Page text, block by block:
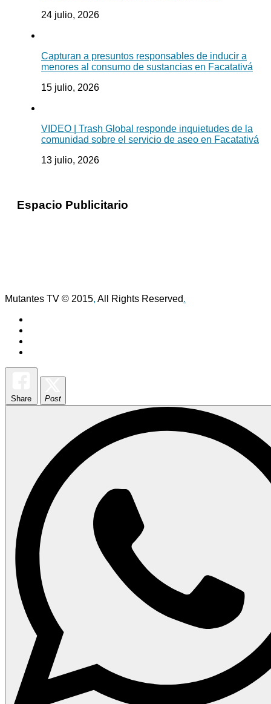
24 julio, 2026
Capturan a presuntos responsables de inducir a
menores al consumo de sustancias en Facatativá
15 julio, 2026
VIDEO | Trash Global responde inquietudes de la
comunidad sobre el servicio de aseo en Facatativá
13 julio, 2026
Espacio Publicitario
Mutantes TV © 2015, All Rights Reserved.
Share Post